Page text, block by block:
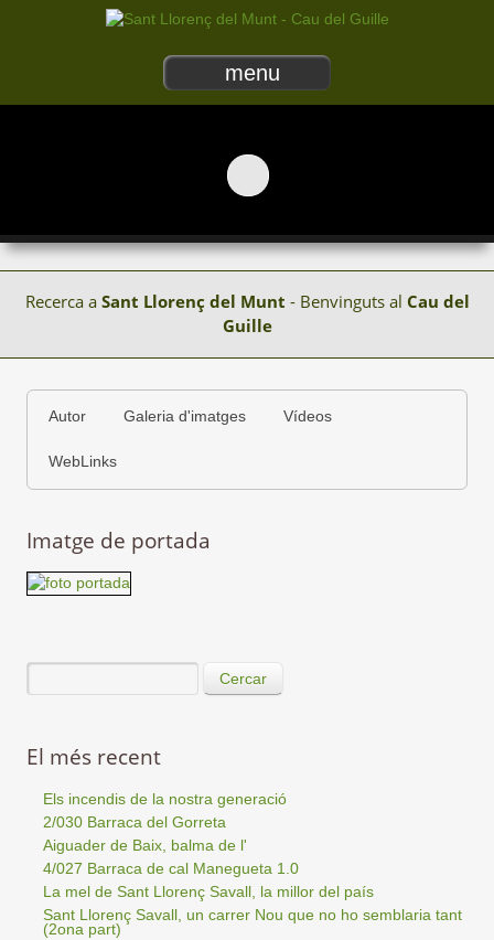
menu
Recerca a Sant Llorenç del Munt - Benvinguts al Cau del
Guille
Autor Galeria d'imatges Vídeos
WebLinks
Imatge de portada
Cercar
El més recent
Els incendis de la nostra generació
2/030 Barraca del Gorreta
Aiguader de Baix, balma de l'
4/027 Barraca de cal Manegueta 1.0
La mel de Sant Llorenç Savall, la millor del país
Sant Llorenç Savall, un carrer Nou que no ho semblaria tant
(2ona part)